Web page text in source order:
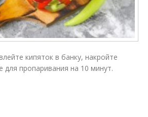
кипяток в банку, накройте
для пропаривания на 10 минут.